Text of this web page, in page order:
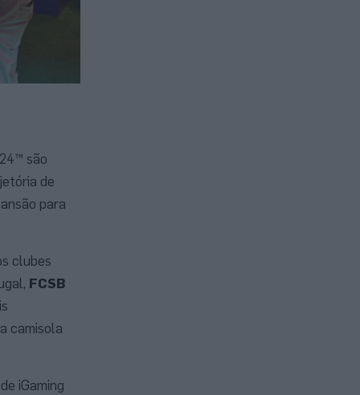
são
de
para
clubes
FCSB
camisola
iGaming